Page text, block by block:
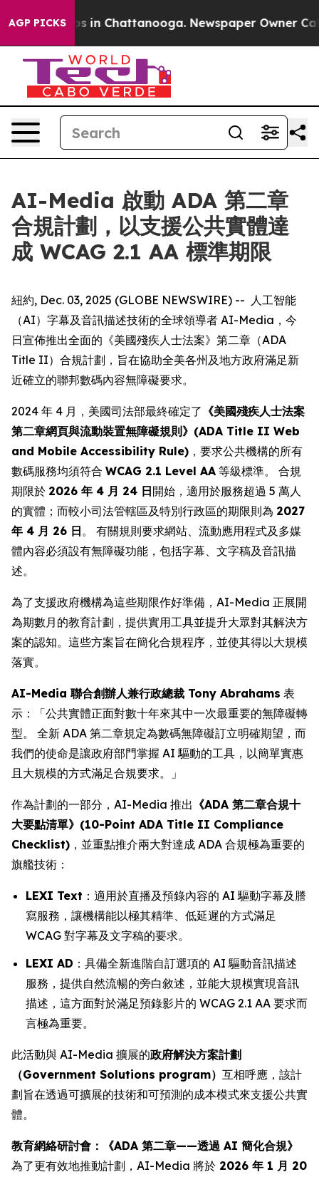
AGP PICKS
Chaos in Chattanooga. Newspaper Owner Calls
AI-Media 啟動 ADA 第二章
合規計劃，以支援公共實體達
成 WCAG 2.1 AA 標準期限
紐約, Dec. 03, 2025 (GLOBE NEWSWIRE) -- 人工智能
（AI）字幕及音訊描述技術的全球領導者 AI-Media，今
日宣佈推出全面的《美國殘疾人士法案》第二章（ADA
Title II）合規計劃，旨在協助全美各州及地方政府滿足新
近確立的聯邦數碼內容無障礙要求。
2024 年 4 月，美國司法部最終確定了 《美國殘疾人士法案
第二章網頁與流動裝置無障礙規則》(ADA Title II Web
and Mobile Accessibility Rule) ，要求公共機構的所有
數碼服務均須符合 WCAG 2.1 Level AA 等級標準。 合規
期限於 2026 年 4 月 24 日開始，適用於服務超過 5 萬人
的實體；而較小司法管轄區及特別行政區的期限則為 2027
年 4 月 26 日。 有關規則要求網站、流動應用程式及多媒
體內容必須設有無障礙功能，包括字幕、文字稿及音訊描
述。
為了支援政府機構為這些期限作好準備，AI-Media 正展開
為期數月的教育計劃，提供實用工具並提升大眾對其解決方
案的認知。這些方案旨在簡化合規程序，並使其得以大規模
落實。
AI-Media 聯合創辦人兼行政總裁 Tony Abrahams 表
示：「公共實體正面對數十年來其中一次最重要的無障礙轉
型。 全新 ADA 第二章規定為數碼無障礙訂立明確期望，而
我們的使命是讓政府部門掌握 AI 驅動的工具，以簡單實惠
且大規模的方式滿足合規要求。」
作為計劃的一部分，AI-Media 推出 《ADA 第二章合規十
大要點清單》(10-Point ADA Title II Compliance
Checklist) ，並重點推介兩大對達成 ADA 合規極為重要的
旗艦技術：
LEXI Text ：適用於直播及預錄內容的 AI 驅動字幕及謄
寫服務，讓機構能以極其精準、低延遲的方式滿足
WCAG 對字幕及文字稿的要求。
LEXI AD ：具備全新進階自訂選項的 AI 驅動音訊描述
服務，提供自然流暢的旁白敘述，並能大規模實現音訊
描述，這方面對於滿足預錄影片的 WCAG 2.1 AA 要求而
言極為重要。
此活動與 AI-Media 擴展的政府解決方案計劃
（Government Solutions program） 互相呼應，該計
劃旨在透過可擴展的技術和可預測的成本模式來支援公共實
體。
教育網絡研討會：《ADA 第二章——透過 AI 簡化合規》
為了更有效地推動計劃，AI-Media 將於 2026 年 1 月 20